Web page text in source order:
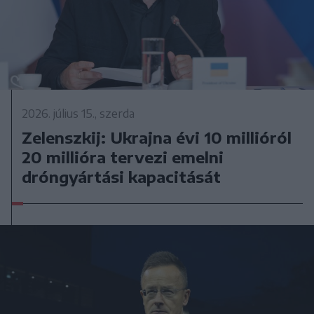
2026. július 15., szerda
Zelenszkij: Ukrajna évi 10 millióról
20 millióra tervezi emelni
dróngyártási kapacitását